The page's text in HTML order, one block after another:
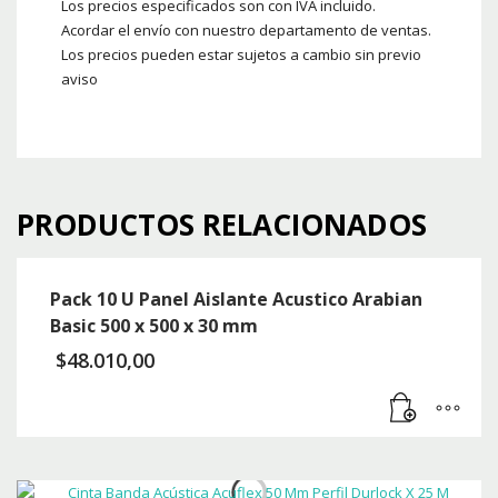
Los precios especificados son con IVA incluido.
Acordar el envío con nuestro departamento de ventas.
Los precios pueden estar sujetos a cambio sin previo
aviso
PRODUCTOS RELACIONADOS
Pack 10 U Panel Aislante Acustico Arabian
Basic 500 x 500 x 30 mm
$48.010,00